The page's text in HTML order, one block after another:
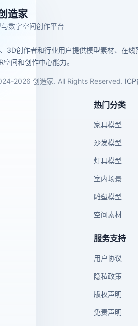
造家
数字空间创作平台
3D创作者和行业用户提供模型素材、在线
空间和创作中心能力。
2026 创造家. All Rights Reserved. ICP
热门分类
家具模型
沙发模型
灯具模型
室内场景
雕塑模型
空间素材
服务支持
用户协议
隐私政策
版权声明
免责声明